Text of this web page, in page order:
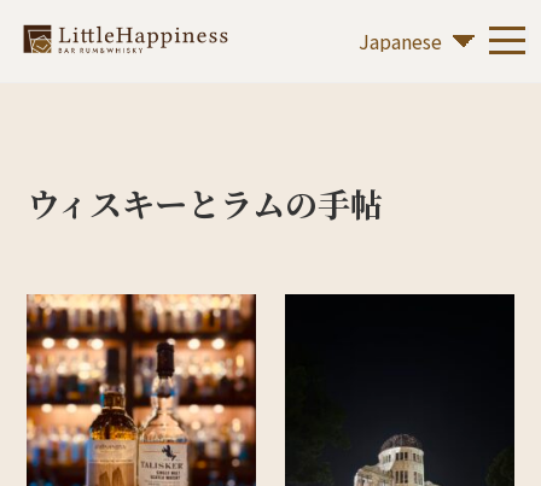
ウィスキーとラムの手帖